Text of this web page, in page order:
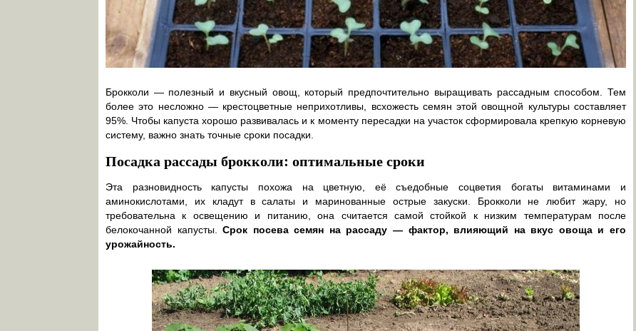
Брокколи — полезный и вкусный овощ, который предпочтительно выращивать рассадным способом. Тем
более это несложно — крестоцветные неприхотливы, всхожесть семян этой овощной культуры составляет
95%. Чтобы капуста хорошо развивалась и к моменту пересадки на участок сформировала крепкую корневую
систему, важно знать точные сроки посадки.
Посадка рассады брокколи: оптимальные сроки
Эта разновидность капусты похожа на цветную, её съедобные соцветия богаты витаминами и
аминокислотами, их кладут в салаты и маринованные острые закуски. Брокколи не любит жару, но
требовательна к освещению и питанию, она считается самой стойкой к низким температурам после
белокочанной капусты.Срок посева семян на рассаду — фактор, влияющий на вкус овоща и его
урожайность.